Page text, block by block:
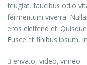
feugiat, faucibus odio
fermentum viverra.
eros eleifend et.
Fusce et finibus ipsum,
envato, video, vimeo